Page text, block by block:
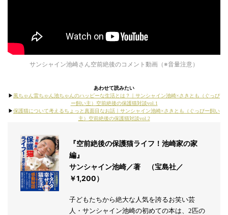
サンシャイン池崎さん空前絶後のコメント動画（※音量注意）
あわせて読みたい
▶︎ 風ちゃん雷ちゃん池ちゃんのハッピーな生活とは？｜サンシャイン池崎×さきとも（ぐっぴ
ー飼い主）空前絶後の保護猫対談vol.1
▶︎保護猫について考えるちょっと真面目なお話｜サンシャイン池崎×さきとも（ぐっぴー飼い
主）空前絶後の保護猫対談vol.2
『空前絶後の保護猫ライフ！池崎家の家
編』
サンシャイン池崎／著 （宝島社／
￥1,200）
子どもたちから絶大な人気を誇るお笑い芸
人・サンシャイン池崎の初めての本は、2匹の